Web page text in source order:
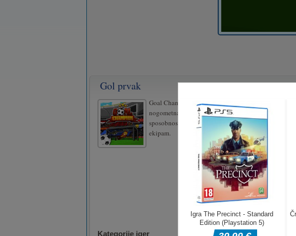
Gol prvak
Goal Champion je naša najnovejša
nogometna tekma. Dokažite svoje
sposobnosti v treh različnih ligah proti 24
ekipam.
Kategorije iger